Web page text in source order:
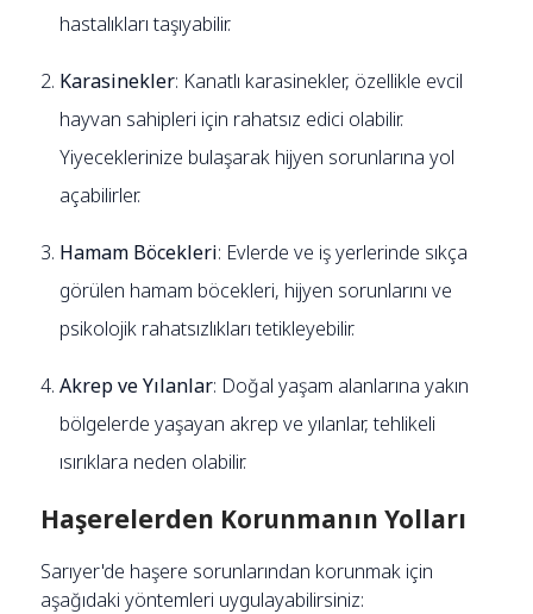
hastalıkları taşıyabilir.
Karasinekler: Kanatlı karasinekler, özellikle evcil
hayvan sahipleri için rahatsız edici olabilir.
Yiyeceklerinize bulaşarak hijyen sorunlarına yol
açabilirler.
Hamam Böcekleri: Evlerde ve iş yerlerinde sıkça
görülen hamam böcekleri, hijyen sorunlarını ve
psikolojik rahatsızlıkları tetikleyebilir.
Akrep ve Yılanlar: Doğal yaşam alanlarına yakın
bölgelerde yaşayan akrep ve yılanlar, tehlikeli
ısırıklara neden olabilir.
Haşerelerden Korunmanın Yolları
Sarıyer'de haşere sorunlarından korunmak için
aşağıdaki yöntemleri uygulayabilirsiniz: